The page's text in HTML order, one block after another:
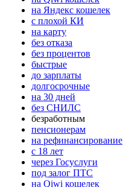
на Яндекс кошелек
с плохой КИ
на карту
без отказа
без процентов
быстрые
до зарплаты
долгосрочные
на 30 дней
без СНИЛС
безработным
пенсионерам
на рефинансирование
с 18 лет
через Госуслуги
под залог ПТС
на Qiwi кошелек